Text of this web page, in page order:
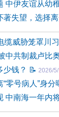
中伊友谊从幼
著失望，选择
缆威胁笼罩川
中共制裁卢比
少钱？ 📝 2026/
零号病人”身分
中南海一年内